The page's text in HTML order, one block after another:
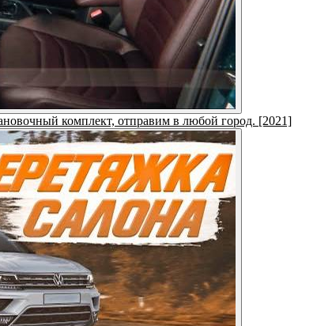
комплект, отправим в любой город. [2021]